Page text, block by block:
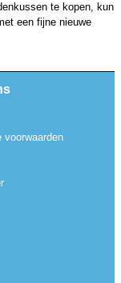
te kopen, kun
een fijne nieuwe
voorwaarden